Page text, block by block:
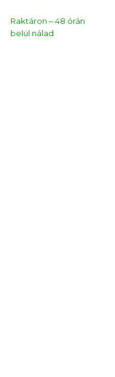
Raktáron – 48 órán
belül nálad